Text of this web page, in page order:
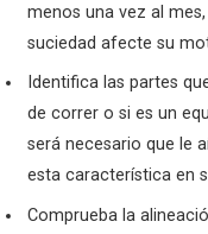
menos una vez al
suciedad afecte su
Identifica las partes
de correr o si es un
será necesario que le
esta característica en
Comprueba la